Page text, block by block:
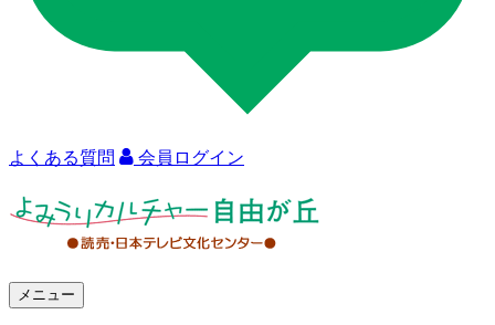
よくある質問 会員ログイン
メニュー